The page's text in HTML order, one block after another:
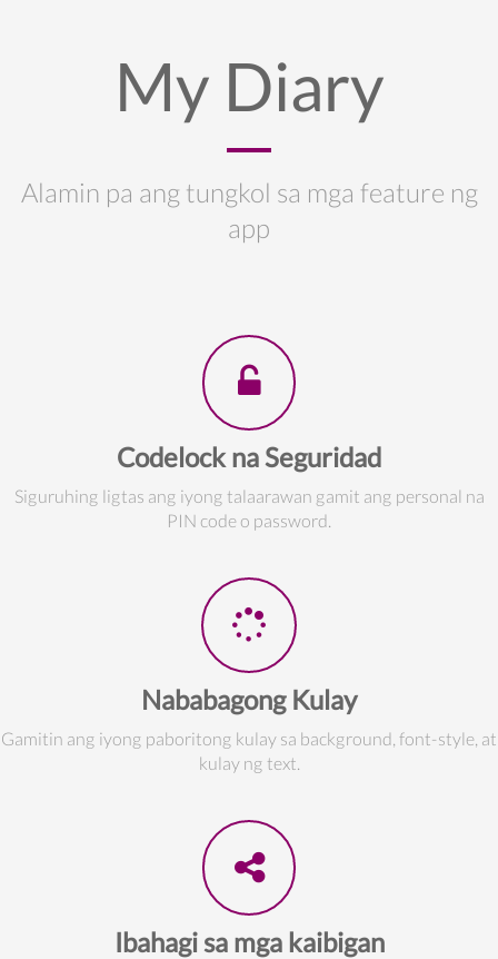
My Diary
Alamin pa ang tungkol sa mga feature ng
app
Codelock na Seguridad
Siguruhing ligtas ang iyong talaarawan gamit ang personal na
PIN code o password.
Nababagong Kulay
Gamitin ang iyong paboritong kulay sa background, font-style, at
kulay ng text.
Ibahagi sa mga kaibigan